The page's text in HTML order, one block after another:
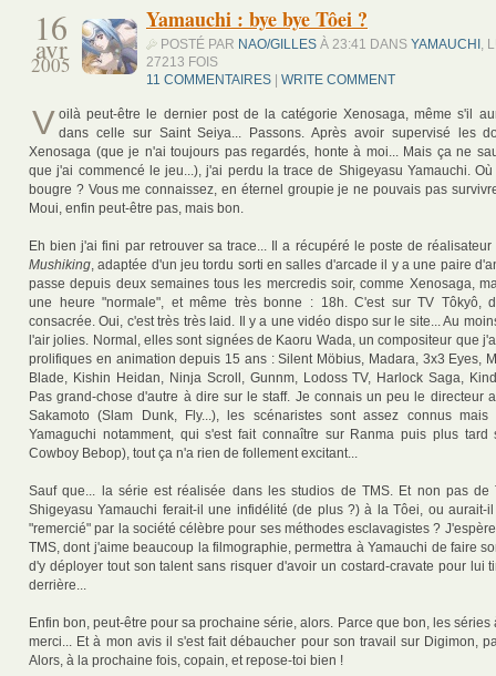
16
avr
2005
Yamauchi : bye bye Tôei ?
POSTÉ PAR NAO/GILLES À 23:41 DANS YAMAUCHI ,
27213 FOIS
11 COMMENTAIRES | WRITE COMMENT
V oilà peut-être le dernier post de la catégorie Xenosaga, même s'il
dans celle sur Saint Seiya... Passons. Après avoir supervisé les
Xenosaga (que je n'ai toujours pas regardés, honte à moi... Mais ça ne
que j'ai commencé le jeu...), j'ai perdu la trace de Shigeyasu Yamauchi.
bougre ? Vous me connaissez, en éternel groupie je ne pouvais pas
Moui, enfin peut-être pas, mais bon.
Eh bien j'ai fini par retrouver sa trace... Il a récupéré le poste de
Mushiking, adaptée d'un jeu tordu sorti en salles d'arcade il y a une paire
passe depuis deux semaines tous les mercredis soir, comme Xenosaga,
une heure "normale", et même très bonne : 18h. C'est sur TV Tôkyô,
consacrée. Oui, c'est très très laid. Il y a une vidéo dispo sur le site... Au
l'air jolies. Normal, elles sont signées de Kaoru Wada, un compositeur que
prolifiques en animation depuis 15 ans : Silent Möbius, Madara, 3x3 Eyes,
Blade, Kishin Heidan, Ninja Scroll, Gunnm, Lodoss TV, Harlock Saga,
Pas grand-chose d'autre à dire sur le staff. Je connais un peu le directeur
Sakamoto (Slam Dunk, Fly...), les scénaristes sont assez connus
Yamaguchi notamment, qui s'est fait connaître sur Ranma puis plus tard
Cowboy Bebop), tout ça n'a rien de follement excitant...
Sauf que... la série est réalisée dans les studios de TMS. Et non pas de
Shigeyasu Yamauchi ferait-il une infidélité (de plus ?) à la Tôei, ou aurait-
"remercié" par la société célèbre pour ses méthodes esclavagistes ?
TMS, dont j'aime beaucoup la filmographie, permettra à Yamauchi de faire
d'y déployer tout son talent sans risquer d'avoir un costard-cravate pour lui
derrière...
Enfin bon, peut-être pour sa prochaine série, alors. Parce que bon, les séries
merci... Et à mon avis il s'est fait débaucher pour son travail sur Digimon,
Alors, à la prochaine fois, copain, et repose-toi bien !